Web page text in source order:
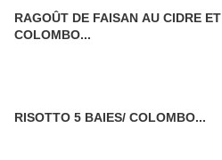
RAGOÛT DE FAISAN AU CIDRE ET
COLOMBO...
RISOTTO 5 BAIES/ COLOMBO...